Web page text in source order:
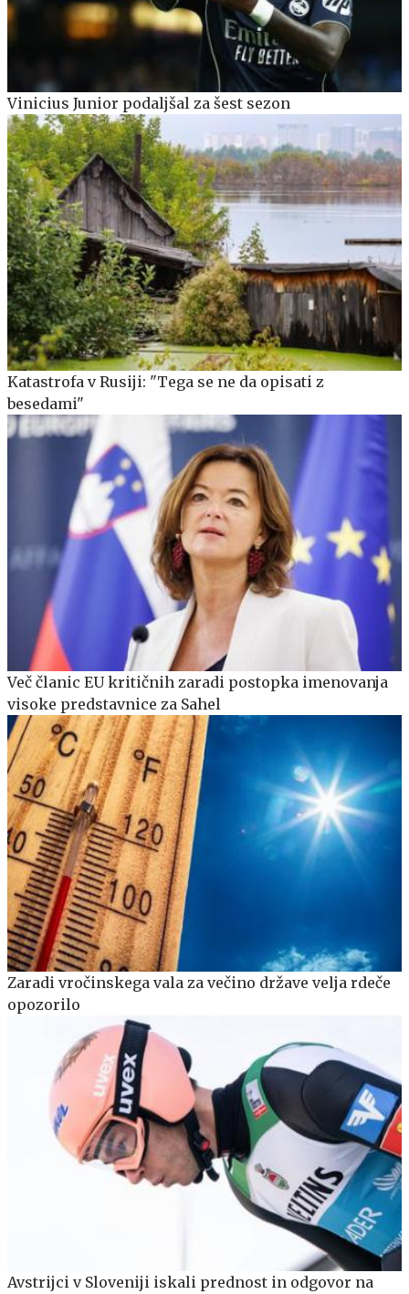
Vinicius Junior podaljšal za šest sezon
Katastrofa v Rusiji: "Tega se ne da opisati z
besedami"
Več članic EU kritičnih zaradi postopka imenovanja
visoke predstavnice za Sahel
Zaradi vročinskega vala za večino države velja rdeče
opozorilo
Avstrijci v Sloveniji iskali prednost in odgovor na